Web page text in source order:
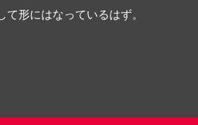
形にはなっているはず。